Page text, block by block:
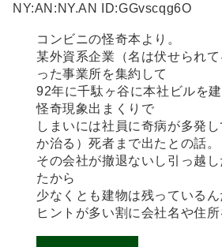
NY:AN:NY.AN ID:GGvscqg6O
コンビニの怪奇本より。
某外資系企業（名は伏せられ
った事業所を集約して
92年に千駄ヶ谷に本社ビルを
怪奇現象出まくりで
しまいには社員に奇病が多発
か治る）死者まで出たとの話。
その会社が撤退ないし引っ越
たから
少なくとも建物は残っている
ヒントが多い割に会社名や住